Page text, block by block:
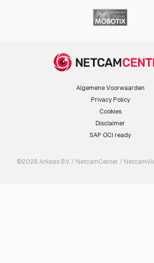
Algemene Voorwaarden
Privacy Policy
Cookies
Disclaimer
SAP OCI ready
©2026 Arkasis B.V. / NetcamCenter /